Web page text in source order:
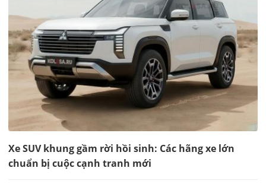
Xe SUV khung gầm rời hồi sinh: Các hãng xe lớn
chuẩn bị cuộc cạnh tranh mới